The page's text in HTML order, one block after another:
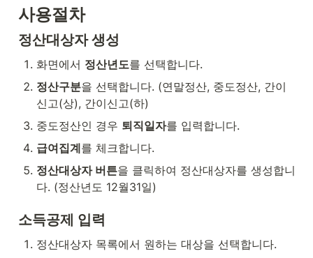
사용절차
정산대상자 생성
화면에서 정산년도를 선택합니다.
정산구분을 선택합니다. (연말정산, 중도정산, 간이
신고(상), 간이신고(하)
중도정산인 경우 퇴직일자를 입력합니다.
급여집계를 체크합니다.
정산대상자 버튼을 클릭하여 정산대상자를 생성합니
다. (정산년도 12월31일)
소득공제 입력
정산대상자 목록에서 원하는 대상을 선택합니다.